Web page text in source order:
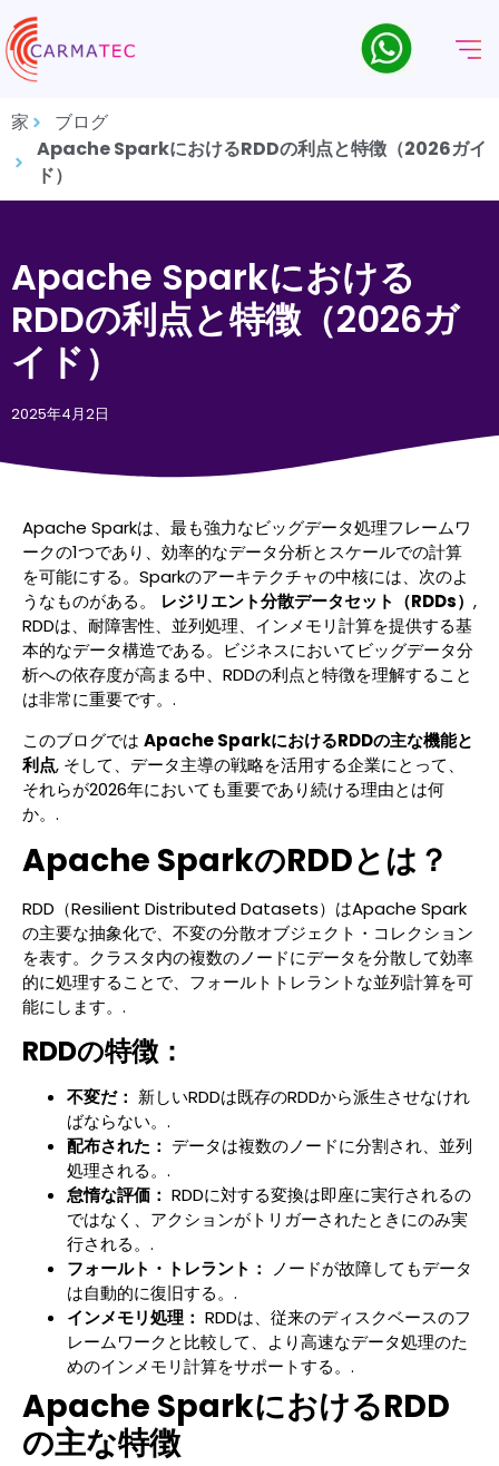
家
ブログ
Apache SparkにおけるRDDの利点と特徴（2026ガイ
ド）
Apache Sparkにおける
RDDの利点と特徴（2026ガ
イド）
2025年4月2日
Apache Sparkは、最も強力なビッグデータ処理フレームワ
ークの1つであり、効率的なデータ分析とスケールでの計算
を可能にする。Sparkのアーキテクチャの中核には、次のよ
うなものがある。 レジリエント分散データセット（RDDs） ,
RDDは、耐障害性、並列処理、インメモリ計算を提供する基
本的なデータ構造である。ビジネスにおいてビッグデータ分
析への依存度が高まる中、RDDの利点と特徴を理解すること
は非常に重要です。.
このブログでは Apache SparkにおけるRDDの主な機能と
利点, そして、データ主導の戦略を活用する企業にとって、
それらが2026年においても重要であり続ける理由とは何
か。.
Apache SparkのRDDとは？
RDD（Resilient Distributed Datasets）はApache Spark
の主要な抽象化で、不変の分散オブジェクト・コレクション
を表す。クラスタ内の複数のノードにデータを分散して効率
的に処理することで、フォールトトレラントな並列計算を可
能にします。.
RDDの特徴：
不変だ： 新しいRDDは既存のRDDから派生させなけれ
ばならない。.
配布された： データは複数のノードに分割され、並列
処理される。.
怠惰な評価： RDDに対する変換は即座に実行されるの
ではなく、アクションがトリガーされたときにのみ実
行される。.
フォールト・トレラント：
ノードが故障してもデータ
は自動的に復旧する。.
インメモリ処理： RDDは、従来のディスクベースのフ
レームワークと比較して、より高速なデータ処理のた
めのインメモリ計算をサポートする。.
Apache SparkにおけるRDD
の主な特徴